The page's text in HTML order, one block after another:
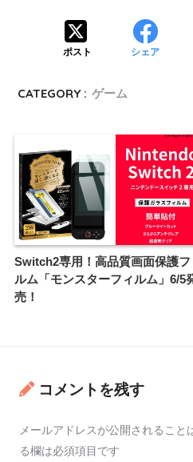
ポスト シェア
CATEGORY : ゲーム
Switch2専用！高品質画面保護フ
ルム「モンスターフィルム」6/5
売！
コメントを残す
メールアドレスが公開されること
る欄は必須項目です